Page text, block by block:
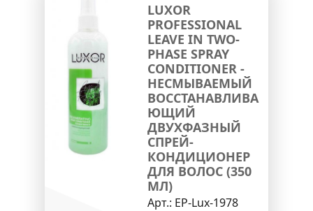
LUXOR
PROFESSIONAL
LEAVE IN TWO-
PHASE SPRAY
CONDITIONER -
НЕСМЫВАЕМЫЙ
ВОССТАНАВЛИВА
ЮЩИЙ
ДВУХФАЗНЫЙ
СПРЕЙ-
КОНДИЦИОНЕР
ДЛЯ ВОЛОС (350
МЛ)
Арт.: EP-Lux-1978